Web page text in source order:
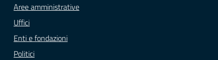
Aree amministrative
Uffici
Enti e fondazioni
Politici